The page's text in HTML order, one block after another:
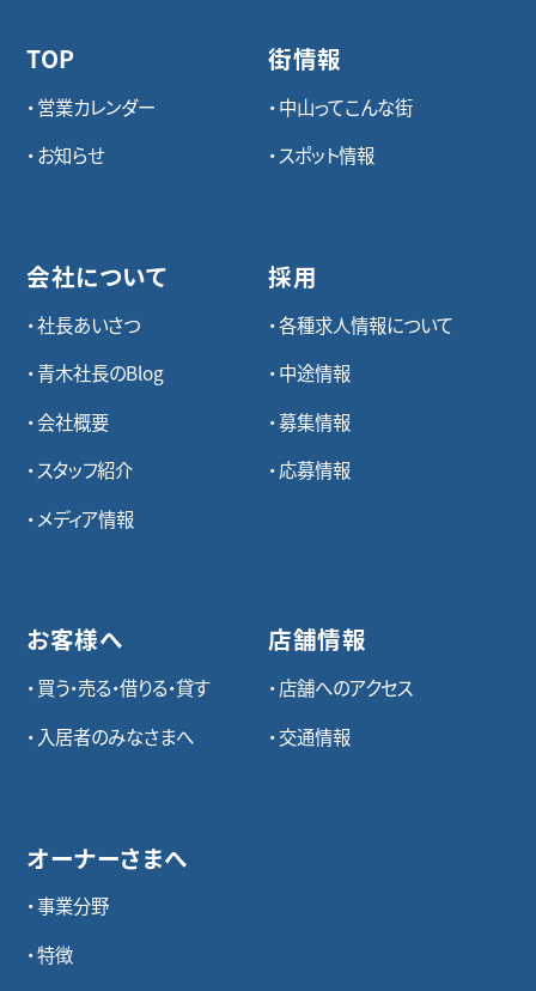
TOP
営業カレンダー
お知らせ
会社について
社長あいさつ
青木社長のBlog
会社概要
スタッフ紹介
メディア情報
お客様へ
買う・売る・借りる・貸す
入居者のみなさまへ
オーナーさまへ
事業分野
特徴
街情報
中山ってこんな街
スポット情報
採用
各種求⼈情報について
中途情報
募集情報
応募情報
店舗情報
店舗へのアクセス
交通情報